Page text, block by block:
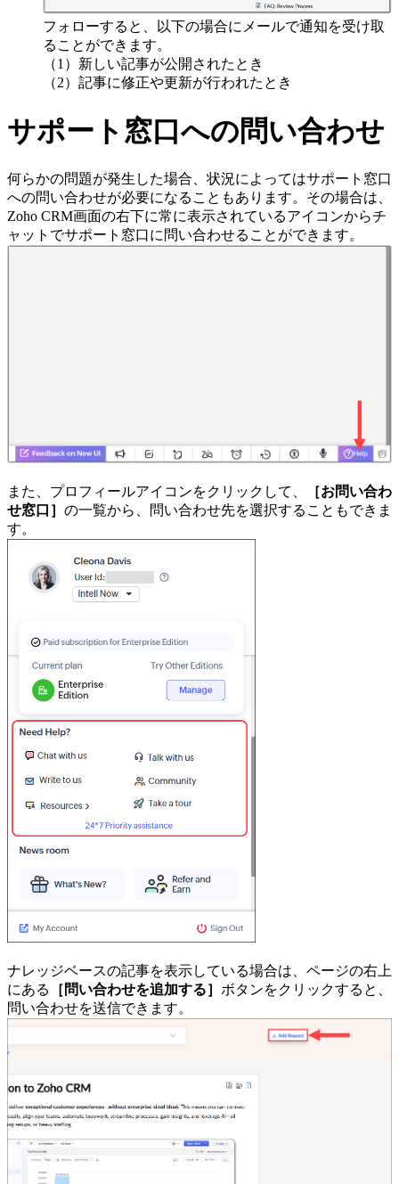
フォローすると、以下の場合にメールで通知を受け取
ることができます。
（1）新しい記事が公開されたとき
（2）記事に修正や更新が行われたとき
サポート窓口への問い合わせ
何らかの問題が発生した場合、状況によってはサポート窓口
への問い合わせが必要になることもあります。その場合は、
Zoho CRM画面の右下に常に表示されているアイコンからチ
ャットでサポート窓口に問い合わせることができます。
また、プロフィールアイコンをクリックして、
［お問い合わ
せ窓口］ の一覧から、問い合わせ先を選択することもできま
す。
ナレッジベースの記事を表示している場合は、ページの右上
にある
［問い合わせを追加する］ ボタンをクリックすると、
問い合わせを送信できます。